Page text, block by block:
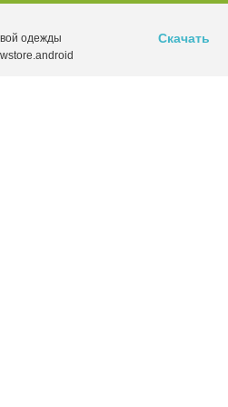
одежды
Скачать